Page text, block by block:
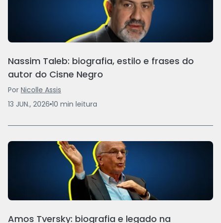
Nassim Taleb: biografia, estilo e frases do
autor do Cisne Negro
Por Nicolle Assis
13 JUN., 2026 10 min leitura
Amos Tversky: biografia e legado na